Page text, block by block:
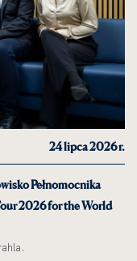
24 lipca 2026 r.
Pełnomocnika
2026 for the World